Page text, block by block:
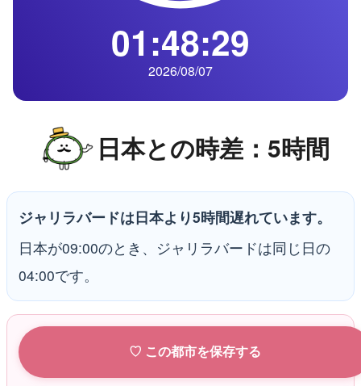
01:48:30
2026/08/07
日本との時差：5時間
ジャリラバードは日本より5時間遅れています。
日本が09:00のとき、ジャリラバードは同じ日の
04:00です。
♡ この都市を保存する